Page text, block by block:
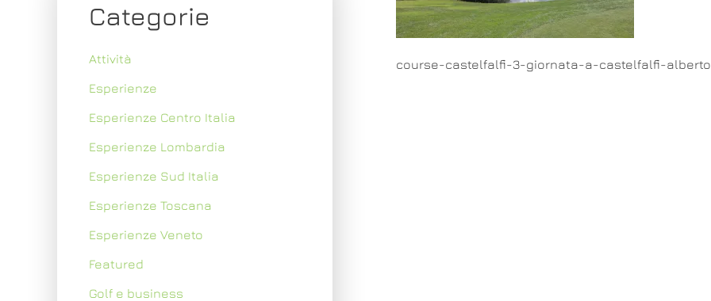
course-castelfalfi-3-giornata-a-castelfalfi-
Categorie
Attività
Esperienze
Esperienze Centro Italia
Esperienze Lombardia
Esperienze Sud Italia
Esperienze Toscana
Esperienze Veneto
Featured
Golf e business